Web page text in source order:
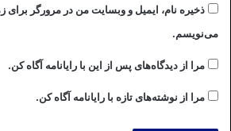
ذخیره نام، ایمیل و وبسایت من در مرورگر برای
می‌نویسم.
مرا از دیدگاه‌های پس از این با رایانامه آگاه کن.
مرا از نوشته‌های تازه با رایانامه آگاه کن.